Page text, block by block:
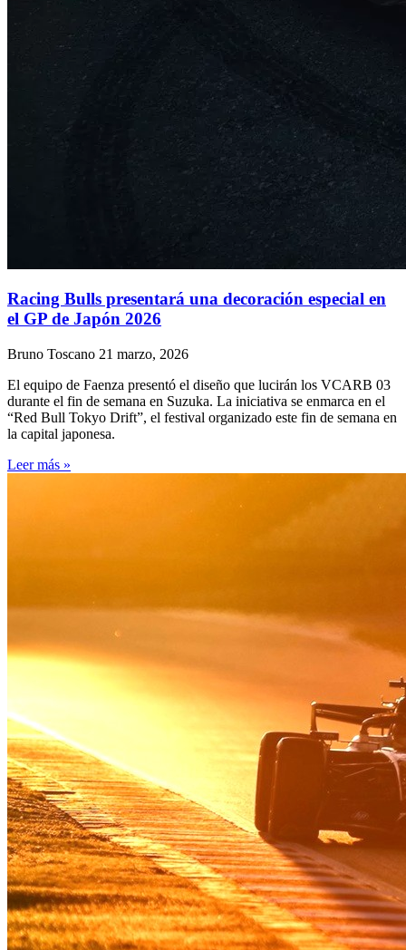
Racing Bulls presentará una decoración especial en
el GP de Japón 2026
Bruno Toscano 21 marzo, 2026
El equipo de Faenza presentó el diseño que lucirán los VCARB 03
durante el fin de semana en Suzuka. La iniciativa se enmarca en el
“Red Bull Tokyo Drift”, el festival organizado este fin de semana en
la capital japonesa.
Leer más »